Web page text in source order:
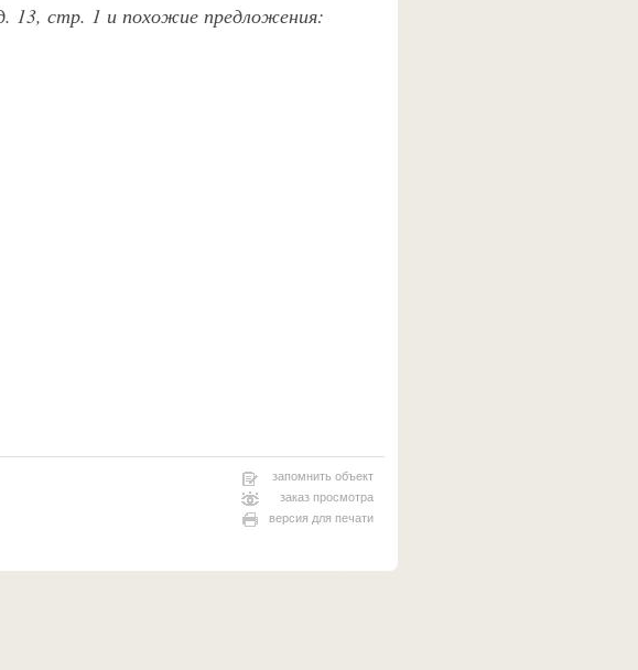
13, стр. 1 и похожие предложения:
запомнить объект
заказ просмотра
версия для печати